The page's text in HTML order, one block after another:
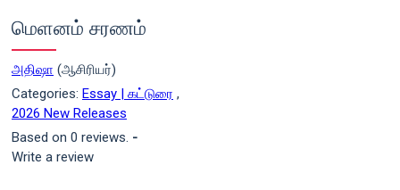
மெளனம் சரணம்
அதிஷா (ஆசிரியர்)
Categories: Essay | கட்டுரை ,
2026 New Releases
Based on 0 reviews. -
Write a review